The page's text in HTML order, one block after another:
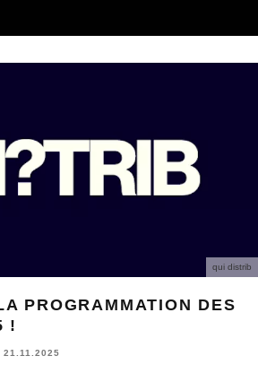
qui distrib
PROGRAMMATION DES
!
21.11.2025